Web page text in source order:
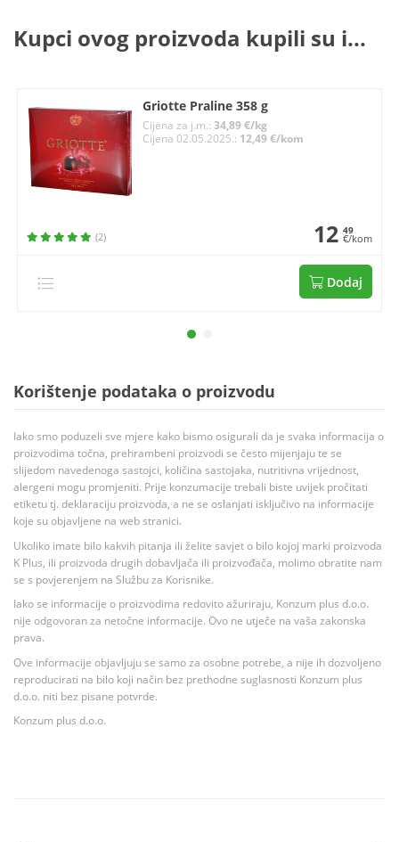
Kupci ovog proizvoda kupili su i...
Griotte Praline 358 g
Cijena za j.m.:34,89 €/kg
Cijena 02.05.2025.: 12,49 €/kom
(2) 12 49
€/kom
Dodaj
Korištenje podataka o proizvodu
Iako smo poduzeli sve mjere kako bismo osigurali da je svaka informacija o
proizvodima točna, prehrambeni proizvodi se često mijenjaju te se
slijedom navedenoga sastojci, količina sastojaka, nutritivna vrijednost,
alergeni mogu promjeniti. Prije konzumacije trebali biste uvijek pročitati
etiketu tj. deklaraciju proizvoda, a ne se oslanjati isključivo na informacije
koje su objavljene na web stranici.
Ukoliko imate bilo kakvih pitanja ili želite savjet o bilo kojoj marki proizvoda
K Plus, ili proizvoda drugih dobavljača ili proizvođača, molimo obratite nam
se s povjerenjem na Službu za Korisnike.
Iako se informacije o proizvodima redovito ažuriraju, Konzum plus d.o.o.
nije odgovoran za netočne informacije. Ovo ne utječe na vaša zakonska
prava.
Ove informacije objavljuju se samo za osobne potrebe, a nije ih dozvoljeno
reproducirati na bilo koji način bez prethodne suglasnosti Konzum plus
d.o.o. niti bez pisane potvrde.
Konzum plus d.o.o.